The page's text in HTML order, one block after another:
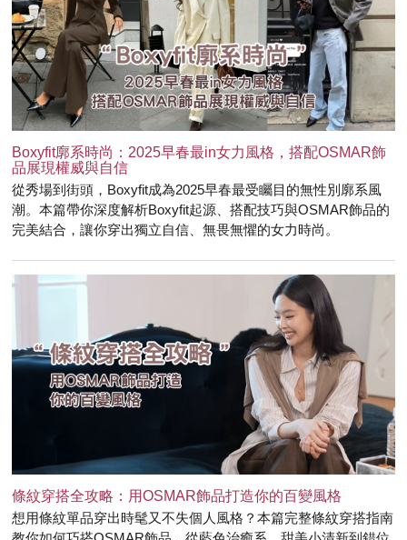
Boxyfit廓系時尚：2025早春最in女力風格，搭配OSMAR飾
品展現權威與自信
從秀場到街頭，Boxyfit成為2025早春最受矚目的無性別廓系風
潮。本篇帶你深度解析Boxyfit起源、搭配技巧與OSMAR飾品的
完美結合，讓你穿出獨立自信、無畏無懼的女力時尚。
條紋穿搭全攻略：用OSMAR飾品打造你的百變風格
想用條紋單品穿出時髦又不失個人風格？本篇完整條紋穿搭指南